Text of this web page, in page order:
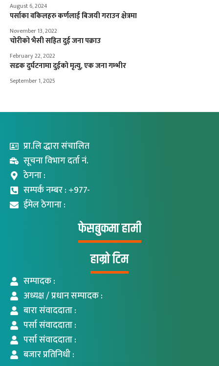
August 6, 2024
पर्साका वकिलहरु कर्णलाई बिजयी गराउन क्षेत्रमा
November 13, 2022
चोरीको भैसी सहित दुई जना पक्राउ
February 22, 2022
सडक दुर्घटनामा दुईको मृत्यु, एक जना गम्भीर
September 1, 2025
प्रा.लि द्धारा संचालित
सूचना विभाग दर्ता नं.
ठेगना :
सम्पर्क नम्बर : +977-
ईमेल ठेगाना :
फेसबुकमा हामी
हाम्रो टिम
सम्पादक :
अध्यक्ष / प्रधान सम्पादक :
बारा संवाददाता :
पर्सा संवाददाता :
पर्सा संवाददाता :
बजार प्रतिनिधी :